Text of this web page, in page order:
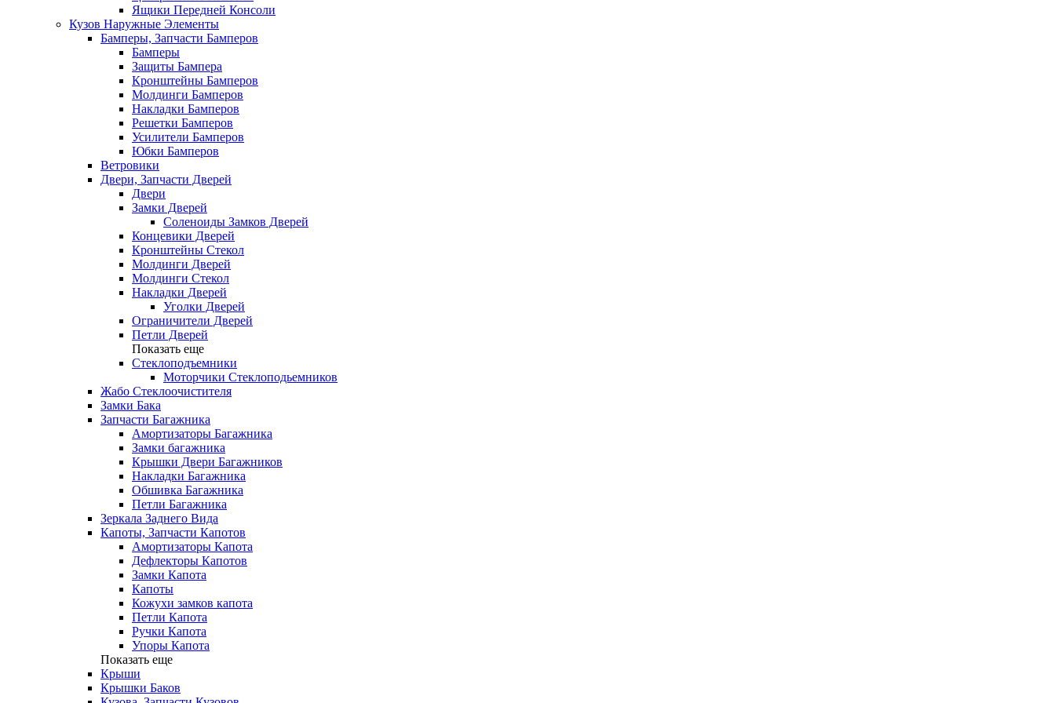
Ящики Передней Консоли
Кузов Наружные Элементы
Бамперы, Запчасти Бамперов
Бамперы
Защиты Бампера
Кронштейны Бамперов
Молдинги Бамперов
Накладки Бамперов
Решетки Бамперов
Усилители Бамперов
Юбки Бамперов
Ветровики
Двери, Запчасти Дверей
Двери
Замки Дверей
Соленоиды Замков Дверей
Концевики Дверей
Кронштейны Стекол
Молдинги Дверей
Молдинги Стекол
Накладки Дверей
Уголки Дверей
Ограничители Дверей
Петли Дверей
Показать еще
Стеклоподъемники
Моторчики Стеклоподьемников
Жабо Стеклоочистителя
Замки Бака
Запчасти Багажника
Амортизаторы Багажника
Замки багажника
Крышки Двери Багажников
Накладки Багажника
Обшивка Багажника
Петли Багажника
Зеркала Заднего Вида
Капоты, Запчасти Капотов
Амортизаторы Капота
Дефлекторы Капотов
Замки Капота
Капоты
Кожухи замков капота
Петли Капота
Ручки Капота
Упоры Капота
Показать еще
Крыши
Крышки Баков